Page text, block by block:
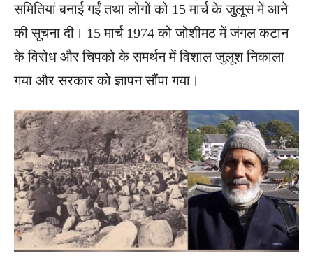
समितियां बनाई गईं तथा लोगों को 15 मार्च के जुलूस में आने
की सूचना दी। 15 मार्च 1974 को जोशीमठ में जंगल कटान
के विरोध और चिपको के समर्थन में विशाल जुलूश निकाला
गया और सरकार को ज्ञापन सौंपा गया।